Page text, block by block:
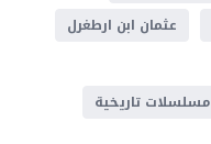
عثمان ابن ارطغرل
مسلسلات تاريخية